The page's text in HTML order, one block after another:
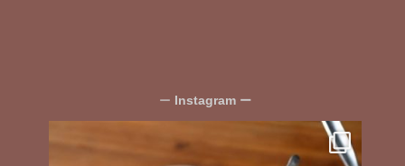
ー Instagram ー